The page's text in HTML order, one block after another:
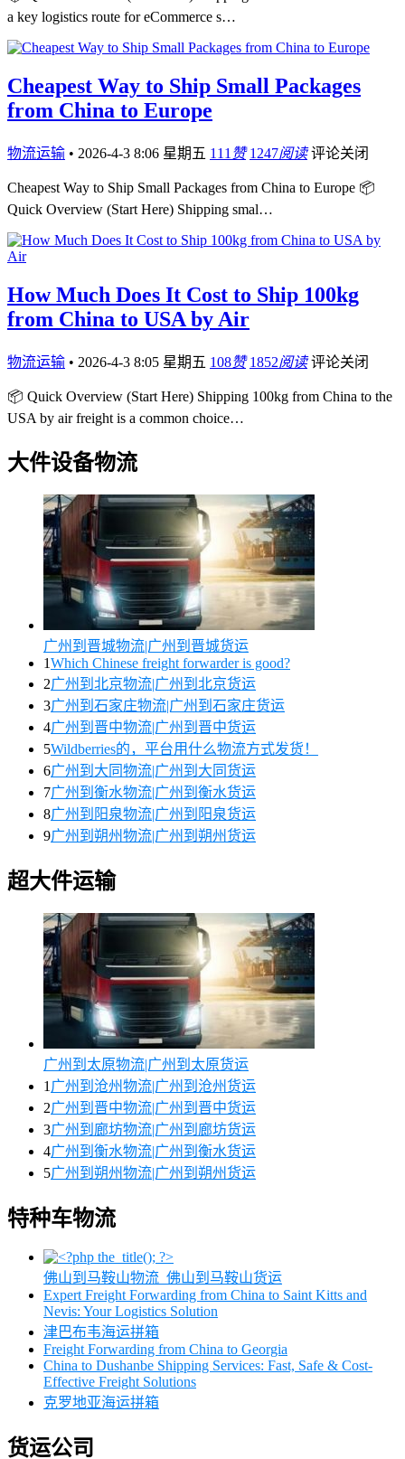
a key logistics route for eCommerce s…
Cheapest Way to Ship Small Packages
from China to Europe
物流运输 • 2026-4-3 8:06 星期五 111 赞 1247阅读 评论关闭
Cheapest Way to Ship Small Packages from China to Europe 📦
Quick Overview (Start Here) Shipping smal…
How Much Does It Cost to Ship 100kg
from China to USA by Air
物流运输 • 2026-4-3 8:05 星期五 108赞 1852阅读 评论关闭
📦 Quick Overview (Start Here) Shipping 100kg from China to the
USA by air freight is a common choice…
大件设备物流
广州到晋城物流|广州到晋城货运
1Which Chinese freight forwarder is good?
2广州到北京物流|广州到北京货运
3广州到石家庄物流|广州到石家庄货运
4广州到晋中物流|广州到晋中货运
5Wildberries的，平台用什么物流方式发货！
6广州到大同物流|广州到大同货运
7广州到衡水物流|广州到衡水货运
8广州到阳泉物流|广州到阳泉货运
9广州到朔州物流|广州到朔州货运
超大件运输
广州到太原物流|广州到太原货运
1 广州到沧州物流|广州到沧州货运
2广州到晋中物流|广州到晋中货运
3广州到廊坊物流|广州到廊坊货运
4广州到衡水物流|广州到衡水货运
5广州到朔州物流|广州到朔州货运
特种车物流
佛山到马鞍山物流_佛山到马鞍山货运
Expert Freight Forwarding from China to Saint Kitts and
Nevis: Your Logistics Solution
津巴布韦海运拼箱
Freight Forwarding from China to Georgia
China to Dushanbe Shipping Services: Fast, Safe & Cost-
Effective Freight Solutions
克罗地亚海运拼箱
货运公司